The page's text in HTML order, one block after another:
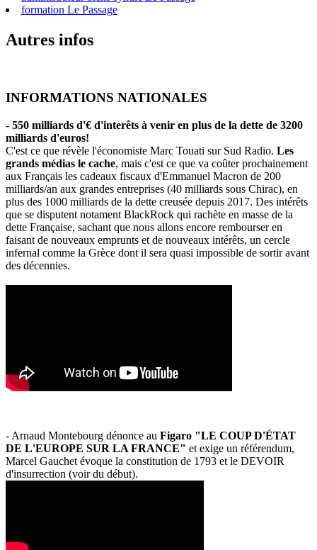
formation Le Passage
Autres infos
INFORMATIONS NATIONALES
- 550 milliards d'€ d'interêts à venir en plus de la dette de 3200
milliards d'euros!
C'est ce que révèle l'économiste Marc Touati sur Sud Radio. Les
grands médias le cache, mais c'est ce que va coûter prochainement
aux Français les cadeaux fiscaux d'Emmanuel Macron de 200
milliards/an aux grandes entreprises (40 milliards sous Chirac), en
plus des 1000 milliards de la dette creusée depuis 2017. Des intérêts
que se disputent notament BlackRock qui rachète en masse de la
dette Française, sachant que nous allons encore rembourser en
faisant de nouveaux emprunts et de nouveaux intérêts, un cercle
infernal comme la Grèce dont il sera quasi impossible de sortir avant
des décennies.
- Arnaud Montebourg dénonce au Figaro "LE COUP D'ÉTAT
DE L'EUROPE SUR LA FRANCE" et exige un référendum,
Marcel Gauchet évoque la constitution de 1793 et le DEVOIR
d'insurrection (voir du début).